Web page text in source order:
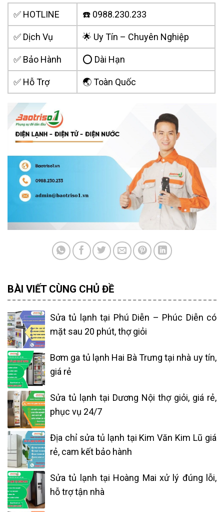
✅ HOTLINE ☎️ 0988.230.233
✅ Dịch Vụ 🌟 Uy Tín – Chuyên Nghiệp
✅ Bảo Hành ⭕ Dài Hạn
✅ Hỗ Trợ 🌏 Toàn Quốc
BÀI VIẾT CÙNG CHỦ ĐỀ
Sửa tủ lạnh tại Phú Diễn – Phúc Diễn có
mặt sau 20 phút, thợ giỏi
Bơm ga tủ lạnh Hai Bà Trưng tại nhà uy tín,
giá rẻ
Sửa tủ lạnh tại Dương Nội thợ giỏi, giá rẻ,
phục vụ 24/7
Địa chỉ sửa tủ lạnh tại Kim Văn Kim Lũ giá
rẻ, cam kết bảo hành
Sửa tủ lạnh tại Hoàng Mai xử lý đúng lỗi,
hỗ trợ tận nhà